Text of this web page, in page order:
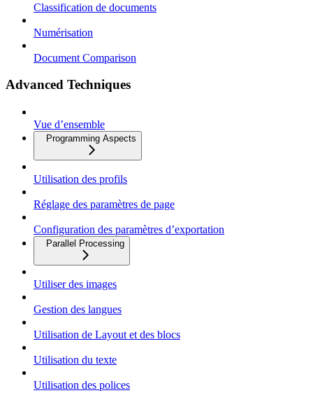
Classification de documents
Numérisation
Document Comparison
Advanced Techniques
Vue d’ensemble
Programming Aspects
Utilisation des profils
Réglage des paramètres de page
Configuration des paramètres d’exportation
Parallel Processing
Utiliser des images
Gestion des langues
Utilisation de Layout et des blocs
Utilisation du texte
Utilisation des polices